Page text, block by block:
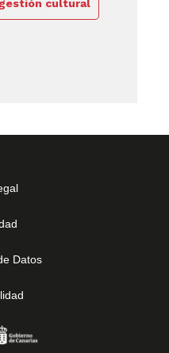
cultural
Datos